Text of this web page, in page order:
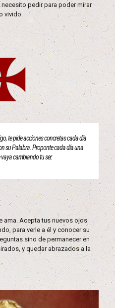
pedir para poder mirar
vivido.
te pide acciones concretas cada día
su Palabra. Proponte cada día una
cambiando tu ser.
ama. Acepta tus nuevos ojos
para verle a él y conocer su
sino de permanecer en
y quedar abrazados a la